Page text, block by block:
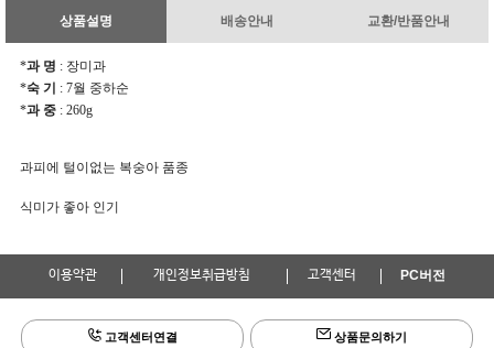
상품설명 배송안내 교환/반품안내
*과 명 : 장미과
*숙 기
: 7월 중하순
*과 중: 260g
과피에 털이없는 복숭아 품종
식미가 좋아 인기
이용약관 개인정보취급방침 고객센터 PC버전
고객센터연결 상품문의하기